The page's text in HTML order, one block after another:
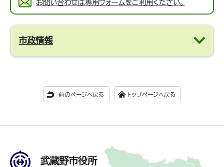
お問い合わせは専用フォームをご利用ください。
市政情報
前のページへ戻る トップページへ戻る
武蔵野市役所